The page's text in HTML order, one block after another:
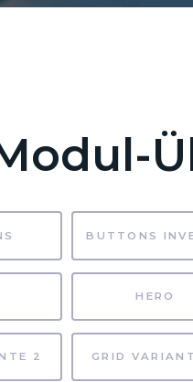
HERO
2 GRID